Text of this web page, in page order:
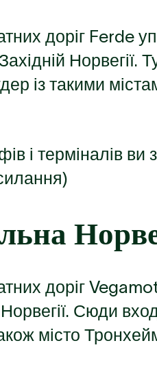
доріг Ferde
із такими
і терміналів
доріг
Сюди
місто